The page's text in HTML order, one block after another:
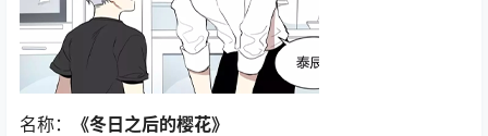
名称：
《冬日之后的樱花》